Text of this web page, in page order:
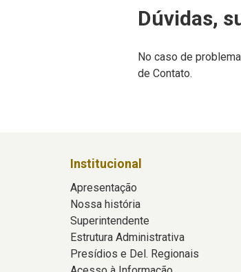
Dúvidas,
No caso de
de Contato.
Institucional
Apresentação
Nossa história
Superintendente
Estrutura Administrativa
Presídios e Del. Regionais